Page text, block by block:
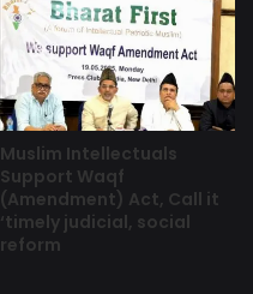
Muslim Intellectuals
Support Waqf
(Amendment) Act, Call it
‘timely judicial, social
reform